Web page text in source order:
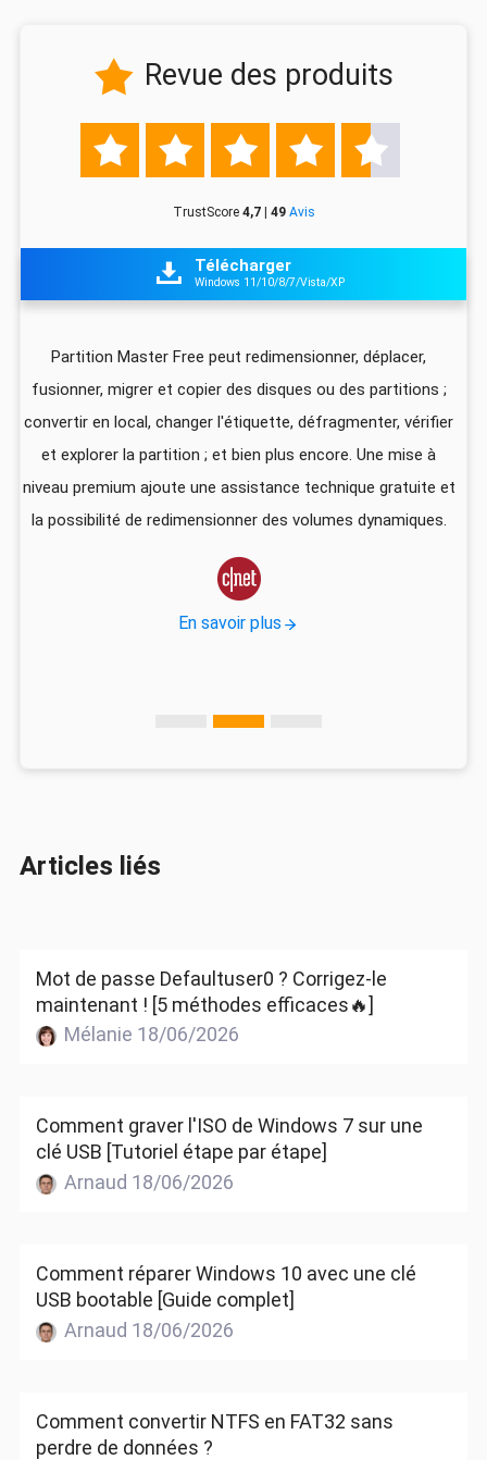
 Revue des produits
    
TrustScore 4,7 | 49 Avis
 Télécharger
Windows 11/10/8/7/Vista/XP
Partition Master Free peut redimensionner, déplacer,
fusionner, migrer et copier des disques ou des partitions ;
convertir en local, changer l'étiquette, défragmenter, vérifier
et explorer la partition ; et bien plus encore. Une mise à
niveau premium ajoute une assistance technique gratuite et
la possibilité de redimensionner des volumes dynamiques.

En savoir plus
Articles liés
Mot de passe Defaultuser0 ? Corrigez-le
maintenant ! [5 méthodes efficaces🔥]
Mélanie 18/06/2026
Comment graver l'ISO de Windows 7 sur une
clé USB [Tutoriel étape par étape]
Arnaud 18/06/2026
Comment réparer Windows 10 avec une clé
USB bootable [Guide complet]
Arnaud 18/06/2026
Comment convertir NTFS en FAT32 sans
perdre de données ?